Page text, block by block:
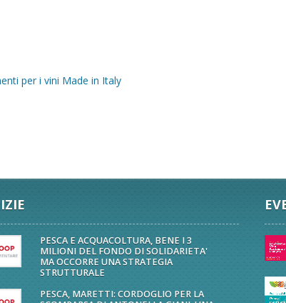
per i vini Made in Italy
PESCA E ACQUACOLTURA, BENE I 3
MILIONI DEL FONDO DI SOLIDARIETA'
MA OCCORRE UNA STRATEGIA
STRUTTURALE
PESCA, MARETTI: CORDOGLIO PER LA